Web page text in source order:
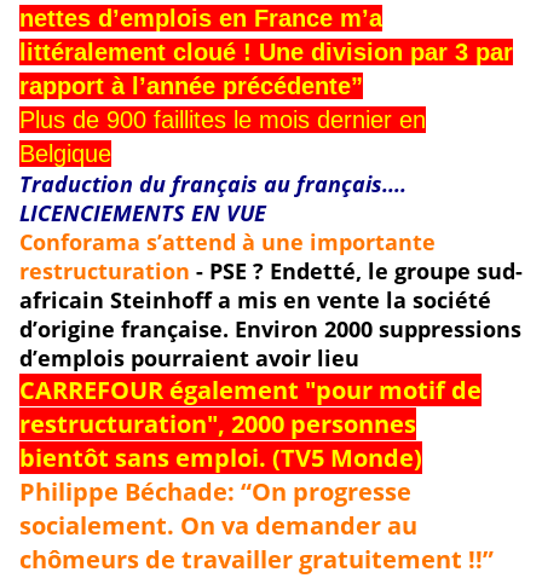
nettes d’emplois en France m’a
littéralement cloué ! Une division par 3 par
rapport à l’année précédente”
Plus de 900 faillites le mois dernier en
Belgique
Traduction du français au français....
LICENCIEMENTS EN VUE
Conforama s’attend à une importante
restructuration - PSE ? Endetté, le groupe sud-
africain Steinhoff a mis en vente la société
d’origine française. Environ 2000 suppressions
d’emplois pourraient avoir lieu
CARREFOUR également "pour motif de
restructuration", 2000 personnes
bientôt sans emploi. (TV5 Monde)
Philippe Béchade: “On progresse
socialement. On va demander au
chômeurs de travailler gratuitement !!”